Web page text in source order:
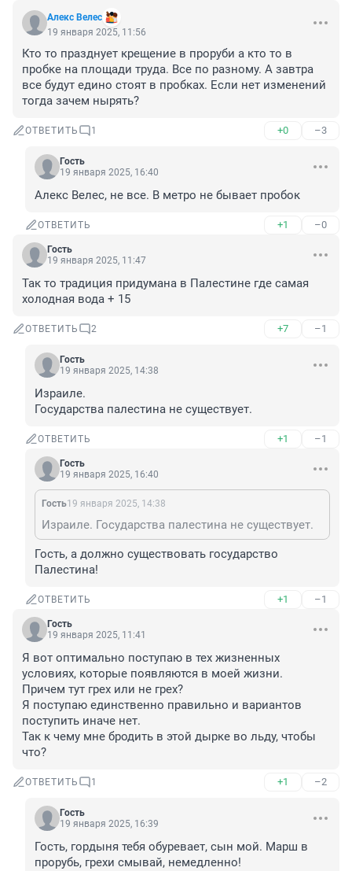
Алекс Велес
19 января 2025, 11:56
Кто то празднует крещение в проруби а кто то в
пробке на площади труда. Все по разному. А завтра
все будут едино стоят в пробках. Если нет изменений
тогда зачем нырять?
ОТВЕТИТЬ 1 +0 –3
Гость
19 января 2025, 16:40
Алекс Велес, не все. В метро не бывает пробок
ОТВЕТИТЬ +1 –0
Гость
19 января 2025, 11:47
Так то традиция придумана в Палестине где самая
холодная вода + 15
ОТВЕТИТЬ 2 +7 –1
Гость
19 января 2025, 14:38
Израиле.
Государства палестина не существует.
ОТВЕТИТЬ +1 –1
Гость
19 января 2025, 16:40
Гость19 января 2025, 14:38
Израиле. Государства палестина не существует.
Гость, а должно существовать государство
Палестина!
ОТВЕТИТЬ +1 –1
Гость
19 января 2025, 11:41
Я вот оптимально поступаю в тех жизненных
условиях, которые появляются в моей жизни.
Причем тут грех или не грех?
Я поступаю единственно правильно и вариантов
поступить иначе нет.
Так к чему мне бродить в этой дырке во льду, чтобы
что?
ОТВЕТИТЬ 1 +1 –2
Гость
19 января 2025, 16:39
Гость, гордыня тебя обуревает, сын мой. Марш в
прорубь, грехи смывай, немедленно!